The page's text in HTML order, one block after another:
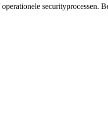
securityprocessen.